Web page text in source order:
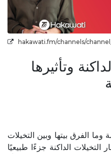
hakawati.fm/channels/
وتأثيرها
الفرق بيتها وبين التخيلات
التخيلات الداكنة جزءًا طبيعيًا